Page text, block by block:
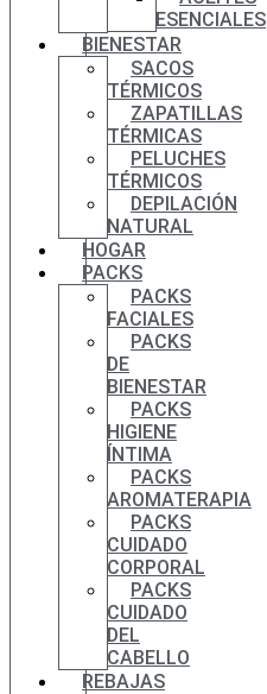
ESENCIALES
BIENESTAR
SACOS
TÉRMICOS
ZAPATILLAS
TÉRMICAS
PELUCHES
TÉRMICOS
DEPILACIÓN
NATURAL
HOGAR
PACKS
PACKS
FACIALES
PACKS
DE
BIENESTAR
PACKS
HIGIENE
ÍNTIMA
PACKS
AROMATERAPIA
PACKS
CUIDADO
CORPORAL
PACKS
CUIDADO
DEL
CABELLO
REBAJAS